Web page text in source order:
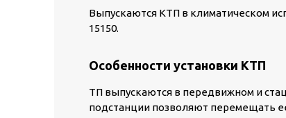
Выпускаются КТП в климатическом
15150.
Особенности установки КТП
ТП выпускаются в передвижном и
подстанции позволяют перемещать